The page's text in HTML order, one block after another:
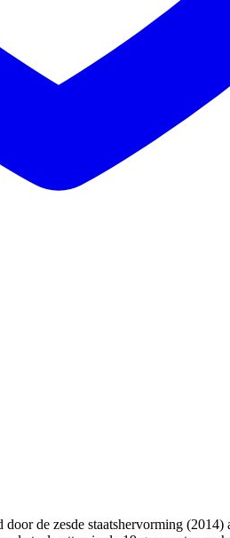
de zesde staatshervorming